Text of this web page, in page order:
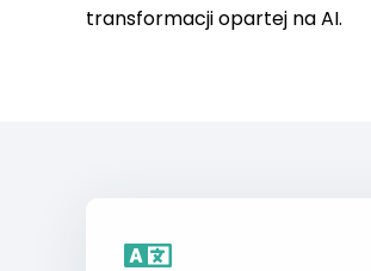
transformacji opartej na AI.